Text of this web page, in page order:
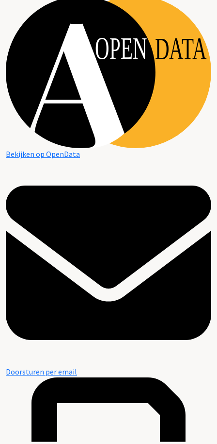
OPEN DATA
Bekijken op OpenData
Doorsturen per email